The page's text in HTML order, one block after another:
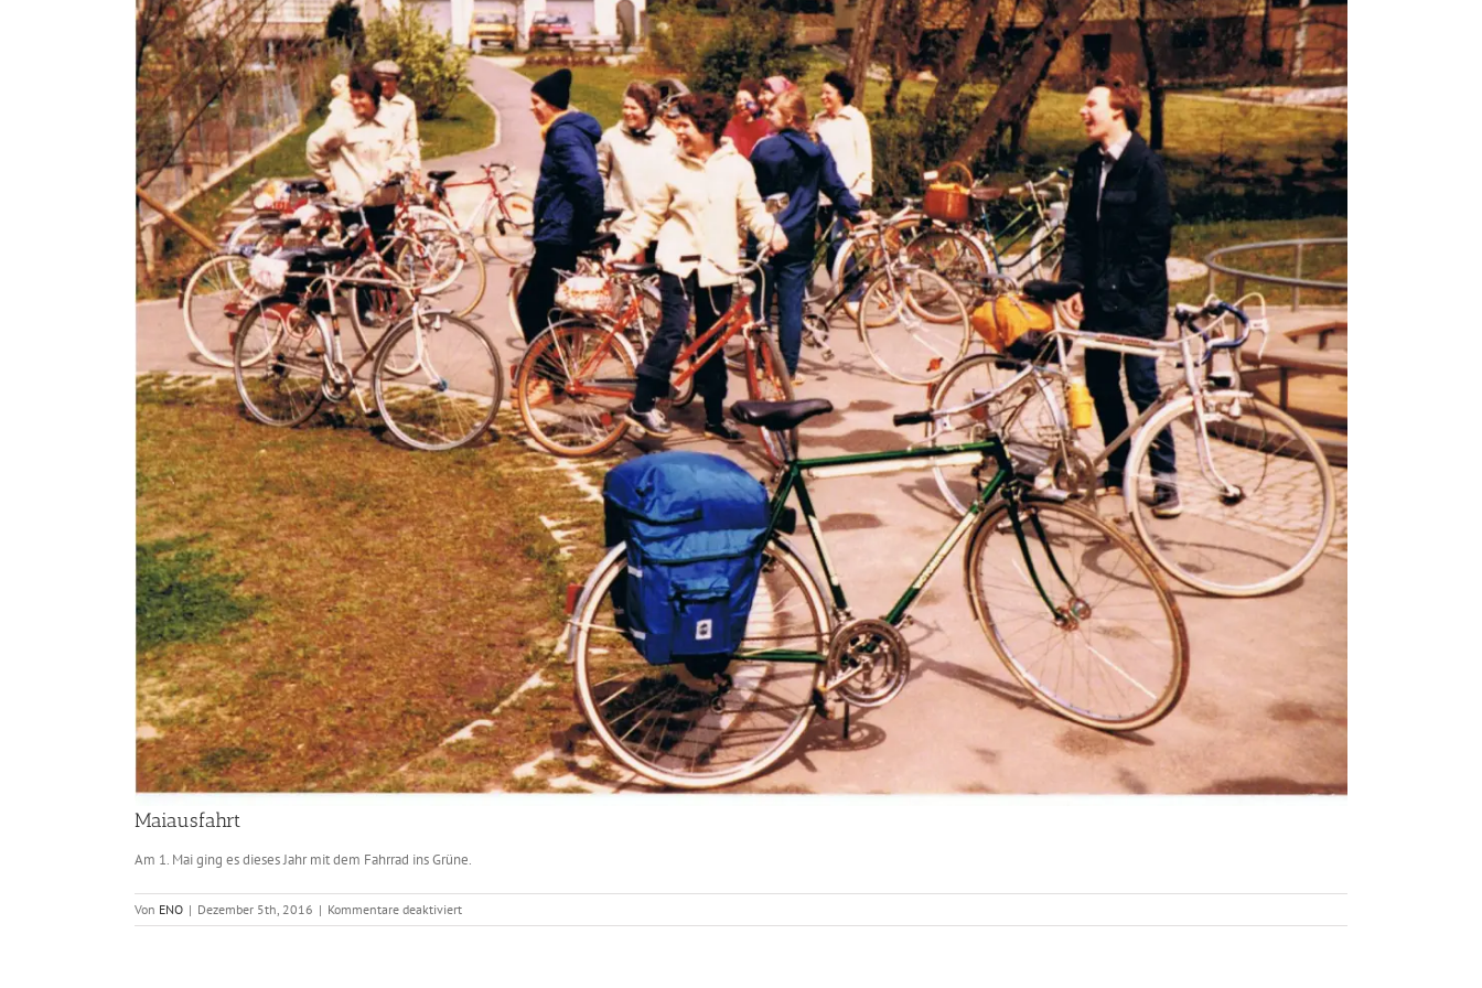
Maiausfahrt
Am 1. Mai ging es dieses Jahr mit dem Fahrrad ins Grüne.
Von ENO | Dezember 5th, 2016 | Kommentare deaktiviertfür
Maiausfahrt